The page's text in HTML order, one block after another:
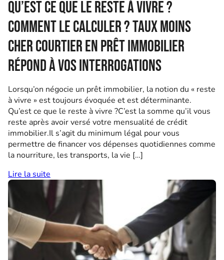
Qu’est ce que le reste à vivre ?
Comment le calculer ? Taux Moins
Cher courtier en prêt immobilier
répond à vos interrogations
Lorsqu’on négocie un prêt immobilier, la notion du « reste
à vivre » est toujours évoquée et est déterminante.
Qu’est ce que le reste à vivre ?C’est la somme qu’il vous
reste après avoir versé votre mensualité de crédit
immobilier.Il s’agit du minimum légal pour vous
permettre de financer vos dépenses quotidiennes comme
la nourriture, les transports, la vie […]
Lire la suite